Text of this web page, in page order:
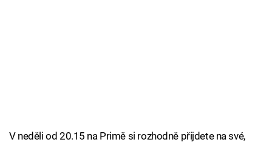
V neděli od 20.15 na Primě si rozhodně přijdete na své,